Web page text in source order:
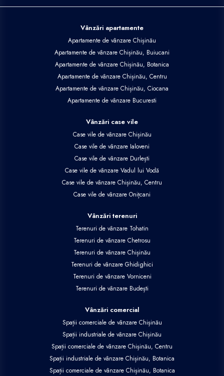
Vânzări apartamente
Apartamente de vânzare Chișinău
Apartamente de vânzare Chișinău, Buiucani
Apartamente de vânzare Chișinău, Botanica
Apartamente de vânzare Chișinău, Centru
Apartamente de vânzare Chișinău, Ciocana
Apartamente de vânzare Bucuresti
Vânzări case vile
Case vile de vânzare Chișinău
Case vile de vânzare Ialoveni
Case vile de vânzare Durlești
Case vile de vânzare Vadul lui Vodă
Case vile de vânzare Chișinău, Centru
Case vile de vânzare Onițcani
Vânzări terenuri
Terenuri de vânzare Tohatin
Terenuri de vânzare Chetrosu
Terenuri de vânzare Chișinău
Terenuri de vânzare Ghidighici
Terenuri de vânzare Vorniceni
Terenuri de vânzare Budești
Vânzări comercial
Spații comerciale de vânzare Chișinău
Spații industriale de vânzare Chișinău
Spații comerciale de vânzare Chișinău, Centru
Spații industriale de vânzare Chișinău, Botanica
Spații comerciale de vânzare Chișinău, Botanica